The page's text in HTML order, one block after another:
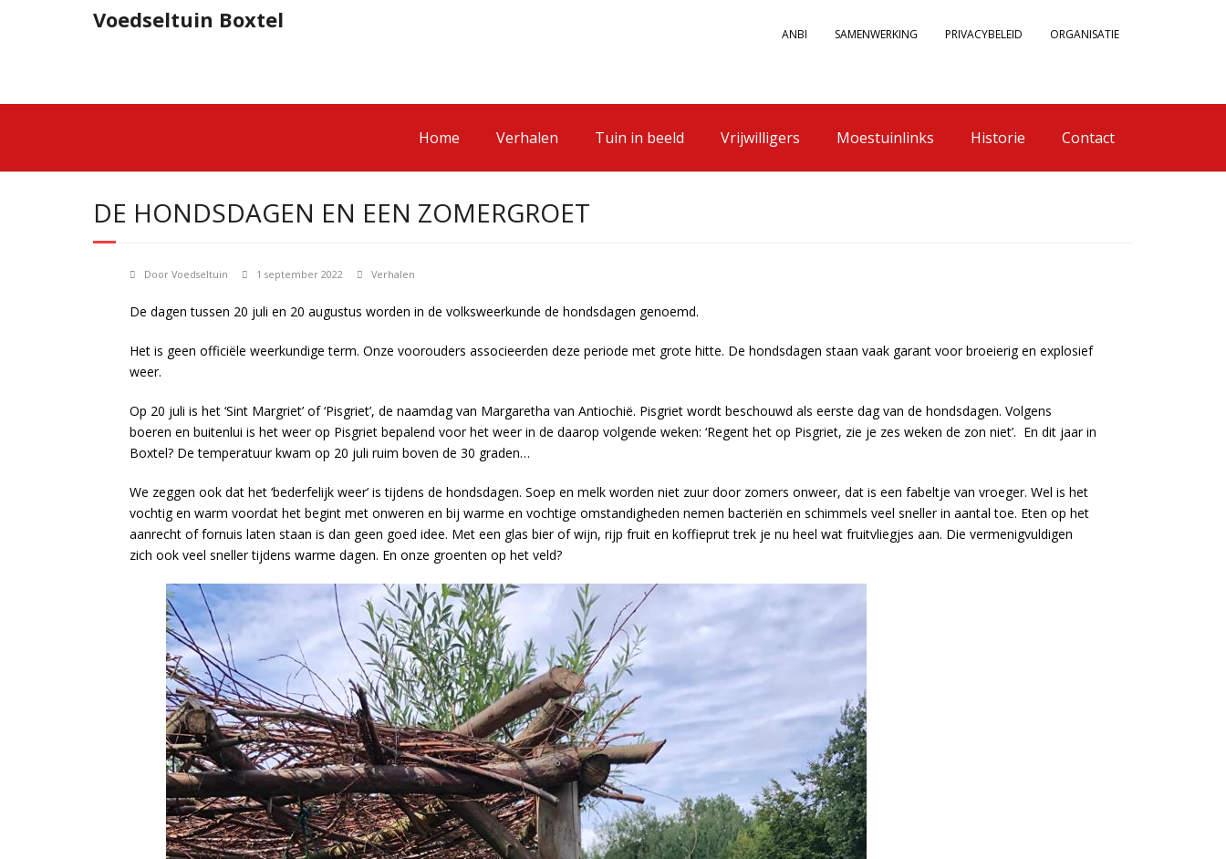
ORGANISATIE
PRIVACYBELEID
SAMENWERKING
ANBI
Voedseltuin Boxtel
Home Verhalen Tuin in beeld Vrijwilligers Moestuinlinks Historie Contact
DE HONDSDAGEN EN EEN ZOMERGROET
Door Voedseltuin 1 september 2022 Verhalen
De dagen tussen 20 juli en 20 augustus worden in de volksweerkunde de hondsdagen genoemd.
Het is geen officiële weerkundige term. Onze voorouders associeerden deze periode met grote hitte. De hondsdagen staan vaak garant voor broeierig en explosief
weer.
Op 20 juli is het ‘Sint Margriet’ of ‘Pisgriet’, de naamdag van Margaretha van Antiochië. Pisgriet wordt beschouwd als eerste dag van de hondsdagen. Volgens
boeren en buitenlui is het weer op Pisgriet bepalend voor het weer in de daarop volgende weken: ‘Regent het op Pisgriet, zie je zes weken de zon niet’. En dit jaar in
Boxtel? De temperatuur kwam op 20 juli ruim boven de 30 graden…
We zeggen ook dat het ‘bederfelijk weer’ is tijdens de hondsdagen. Soep en melk worden niet zuur door zomers onweer, dat is een fabeltje van vroeger. Wel is het
vochtig en warm voordat het begint met onweren en bij warme en vochtige omstandigheden nemen bacteriën en schimmels veel sneller in aantal toe. Eten op het
aanrecht of fornuis laten staan is dan geen goed idee. Met een glas bier of wijn, rijp fruit en koffieprut trek je nu heel wat fruitvliegjes aan. Die vermenigvuldigen
zich ook veel sneller tijdens warme dagen. En onze groenten op het veld?